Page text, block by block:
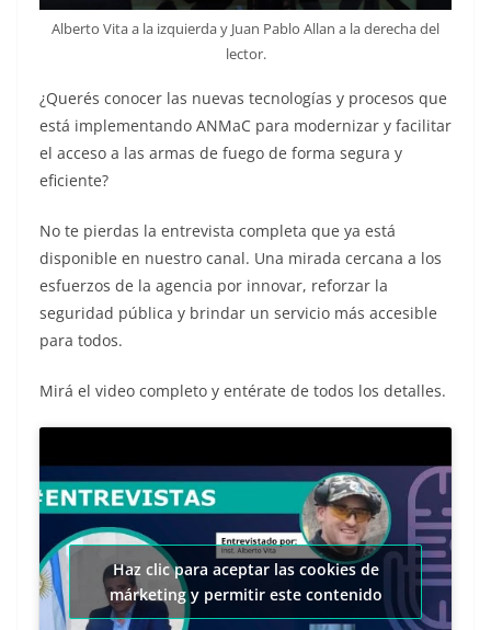
Alberto Vita a la izquierda y Juan Pablo Allan a la derecha del
lector.
¿Querés conocer las nuevas tecnologías y procesos que
está implementando ANMaC para modernizar y facilitar
el acceso a las armas de fuego de forma segura y
eficiente?
No te pierdas la entrevista completa que ya está
disponible en nuestro canal. Una mirada cercana a los
esfuerzos de la agencia por innovar, reforzar la
seguridad pública y brindar un servicio más accesible
para todos.
Mirá el video completo y entérate de todos los detalles.
Haz clic para aceptar las cookies de
márketing y permitir este contenido